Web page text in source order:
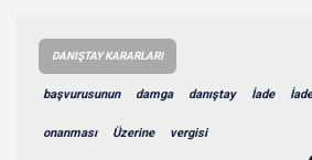
DANIŞTAY KARARLARI
başvurusunun damga danıştay İade
onanması Üzerine vergisi